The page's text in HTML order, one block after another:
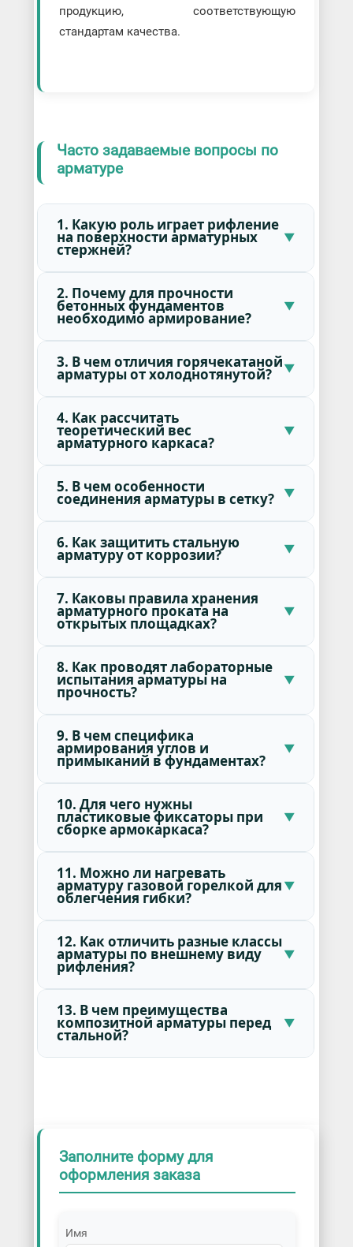
продукцию, соответствующую
стандартам качества.
Часто задаваемые вопросы по
арматуре
1. Какую роль играет рифление
на поверхности арматурных
стержней?
2. Почему для прочности
бетонных фундаментов
необходимо армирование?
3. В чем отличия горячекатаной
арматуры от холоднотянутой?
4. Как рассчитать
теоретический вес
арматурного каркаса?
5. В чем особенности
соединения арматуры в сетку?
6. Как защитить стальную
арматуру от коррозии?
7. Каковы правила хранения
арматурного проката на
открытых площадках?
8. Как проводят лабораторные
испытания арматуры на
прочность?
9. В чем специфика
армирования углов и
примыканий в фундаментах?
10. Для чего нужны
пластиковые фиксаторы при
сборке армокаркаса?
11. Можно ли нагревать
арматуру газовой горелкой для
облегчения гибки?
12. Как отличить разные классы
арматуры по внешнему виду
рифления?
13. В чем преимущества
композитной арматуры перед
стальной?
Заполните форму для
оформления заказа
Имя